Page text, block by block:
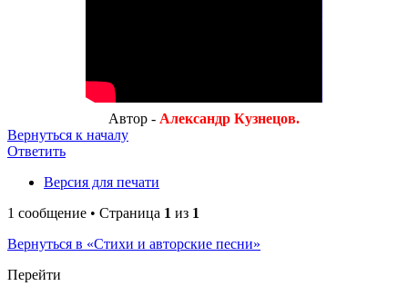
Автор - Александр Кузнецов.
Вернуться к началу
Ответить
Версия для печати
1 сообщение • Страница 1 из 1
Вернуться в «Стихи и авторские песни»
Перейти